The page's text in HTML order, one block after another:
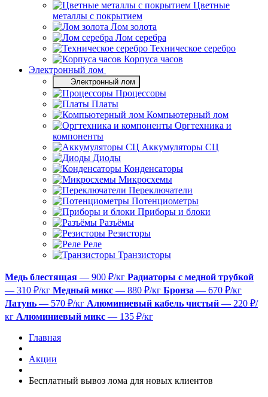
Цветные
металлы с покрытием
Лом золота
Лом серебра
Техническое серебро
Корпуса часов
Электронный лом
Электронный лом
Процессоры
Платы
Компьютерный лом
Оргтехника и
компоненты
Аккумуляторы СЦ
Диоды
Конденсаторы
Микросхемы
Переключатели
Потенциометры
Приборы и блоки
Разъёмы
Резисторы
Реле
Транзисторы
Медь блестящая — 900 ₽/кг Радиаторы с медной трубкой
— 310 ₽/кг Медный микс — 880 ₽/кг Бронза — 670 ₽/кг
Латунь — 570 ₽/кг Алюминиевый кабель чистый — 220 ₽/
кг Алюминиевый микс — 135 ₽/кг
Главная
Акции
Бесплатный вывоз лома для новых клиентов